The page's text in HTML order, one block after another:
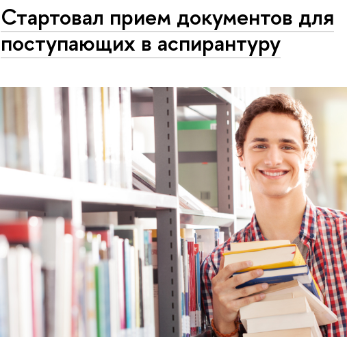
Стартовал прием документов для
поступающих в аспирантуру